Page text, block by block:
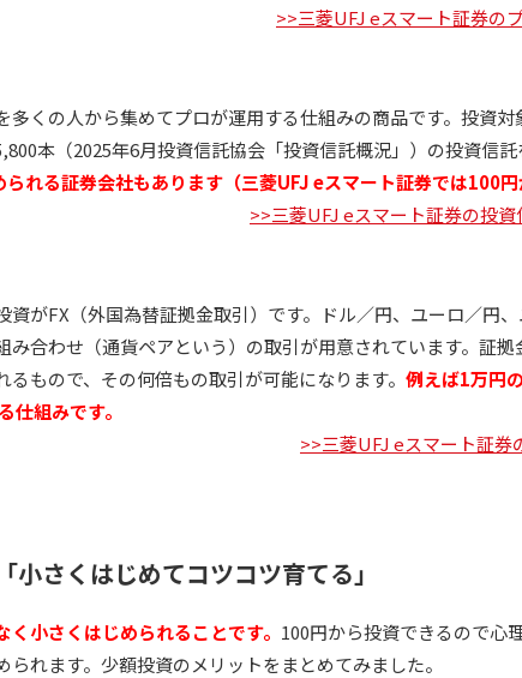
>>三菱UFJ eスマート証券の
多くの人から集めてプロが運用する仕組みの商品です。投資対
本（2025年6月投資信託協会「投資信託概況」）の投資信
れる証券会社もあります（三菱UFJ eスマート証券では100円
>>三菱UFJ eスマート証券の投
資がFX（外国為替証拠金取引）です。ドル／円、ユーロ／円
み合わせ（通貨ペアという）の取引が用意されています。証
もので、その何倍もの取引が可能になります。 例えば1万円
仕組みです。
>>三菱UFJ eスマート証券
小さくはじめてコツコツ育てる」
小さくはじめられることです。 100円から投資できるので心
られます。少額投資のメリットをまとめてみました。